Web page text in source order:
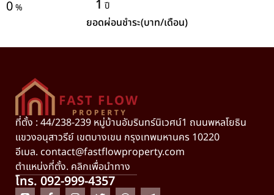
0% 1 ปี
ยอดผ่อนชำระ(บาท/เดือน)
ที่ตั้ง : 44/238-239 หมู่บ้านอัมรินทร์นิเวศน์1 ถนนพหลโยธิน
แขวงอนุสาวรีย์ เขตบางเขน กรุงเทพมหานคร 10220
อีเมล. contact@fastflowproperty.com
ตำแหน่งที่ตั้ง. คลิกเพื่อนำทาง
โทร. 092-999-4357